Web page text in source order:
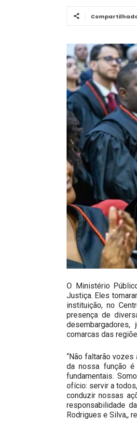
O Ministério
Justiça. Eles
instituição, no
presença de
comarcas das
“Não faltarão
da nossa função
fundamentais.
ofício: servir a
conduzir nossas
responsabilidade
Rodrigues e Silva,,